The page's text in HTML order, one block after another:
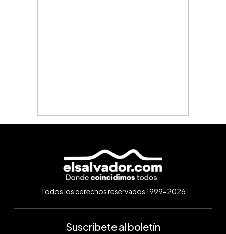
Todos los derechos reservados 1999-2026
Suscríbete al boletín